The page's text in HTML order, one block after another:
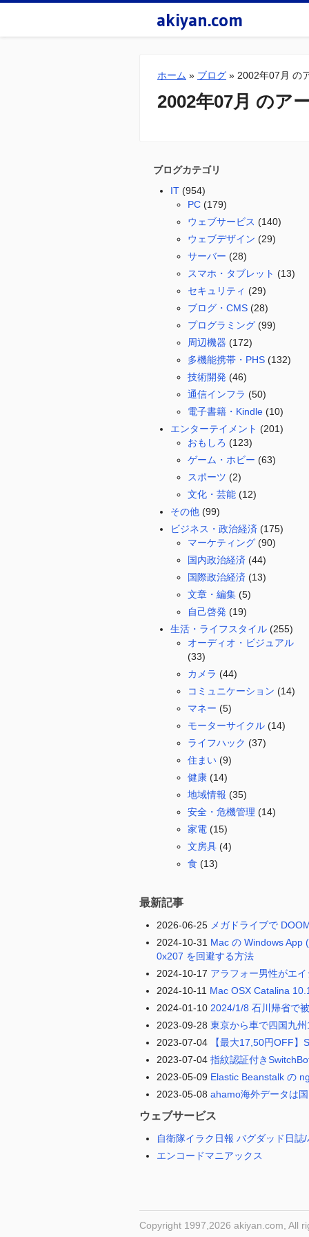
akiyan.com
ホーム » ブログ » 2002年07月 の
2002年07月 のア
ブログカテゴリ
IT (954)
PC (179)
ウェブサービス (140)
ウェブデザイン (29)
サーバー (28)
スマホ・タブレット (13)
セキュリティ (29)
ブログ・CMS (28)
プログラミング (99)
周辺機器 (172)
多機能携帯・PHS (132)
技術開発 (46)
通信インフラ (50)
電子書籍・Kindle (10)
エンターテイメント (201)
おもしろ (123)
ゲーム・ホビー (63)
スポーツ (2)
文化・芸能 (12)
その他 (99)
ビジネス・政治経済 (175)
マーケティング (90)
国内政治経済 (44)
国際政治経済 (13)
文章・編集 (5)
自己啓発 (19)
生活・ライフスタイル (255)
オーディオ・ビジュアル
(33)
カメラ (44)
コミュニケーション (14)
マネー (5)
モーターサイクル (14)
ライフハック (37)
住まい (9)
健康 (14)
地域情報 (35)
安全・危機管理 (14)
家電 (15)
文房具 (4)
食 (13)
最新記事
2026-06-25 メガドライブで
2024-10-31 Mac の Windows App
0x207 を回避する方法
2024-10-17 アラフォー男性がエ
2024-10-11 Mac OSX Catalina
2024-01-10 2024/1/8 石川帰省で
2023-09-28 東京から車で四国九
2023-07-04
【最大17,50円OFF
2023-07-04 指紋認証付き
2023-05-09 Elastic Beanstalk の
2023-05-08 ahamo海外データは
ウェブサービス
自衛隊イラク日報 バグダッド日誌
エンコードマニアックス
Copyright 1997,2026 akiyan.com, All